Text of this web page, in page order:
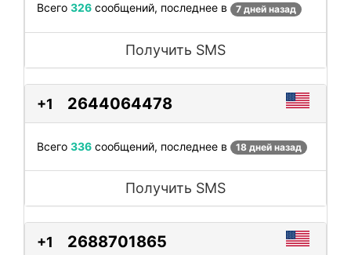
Всего 326 сообщений, последнее в 7 дней назад
Получить SMS
+1 2644064478
Всего 336 сообщений, последнее в 18 дней назад
Получить SMS
+1 2688701865